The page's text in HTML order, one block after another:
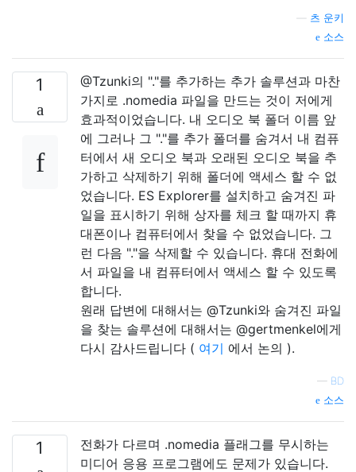
츠 운키
소스
1
@Tzunki의 "."를 추가하는 추가 솔루션과 마찬
가지로 .nomedia 파일을 만드는 것이 저에게
효과적이었습니다. 내 오디오 북 폴더 이름 앞
에 그러나 그 "."를 추가 폴더를 숨겨서 내 컴퓨
터에서 새 오디오 북과 오래된 오디오 북을 추
가하고 삭제하기 위해 폴더에 액세스 할 수 없
었습니다. ES Explorer를 설치하고 숨겨진 파
일을 표시하기 위해 상자를 체크 할 때까지 휴
대폰이나 컴퓨터에서 찾을 수 없었습니다. 그
런 다음 "."을 삭제할 수 있습니다. 휴대 전화에
서 파일을 내 컴퓨터에서 액세스 할 수 있도록
합니다.
원래 답변에 대해서는 @Tzunki와 숨겨진 파일
을 찾는 솔루션에 대해서는 @gertmenkel에게
다시 감사드립니다 ( 여기 에서 논의 ).
— BD
소스
1
전화가 다르며 .nomedia 플래그를 무시하는
미디어 응용 프로그램에도 문제가 있습니다.